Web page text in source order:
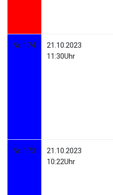
Nr. 174
21.10.2023
11:30Uhr
Nr. 173
21.10.2023
10:22Uhr